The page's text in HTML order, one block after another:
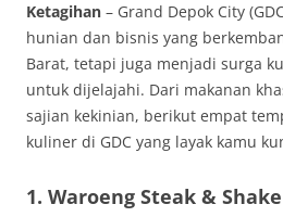
Ketagihan – Grand Depok City
hunian dan bisnis yang
Barat, tetapi juga menjadi surga
untuk dijelajahi. Dari makanan
sajian kekinian, berikut empat
kuliner di GDC yang layak kamu
1. Waroeng Steak & Shake